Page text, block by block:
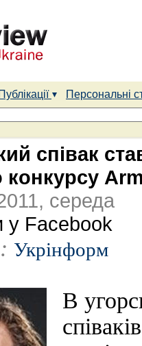
Публікації
Персональні
співак
конкурсу
середа
у Facebook
Укрінформ
В